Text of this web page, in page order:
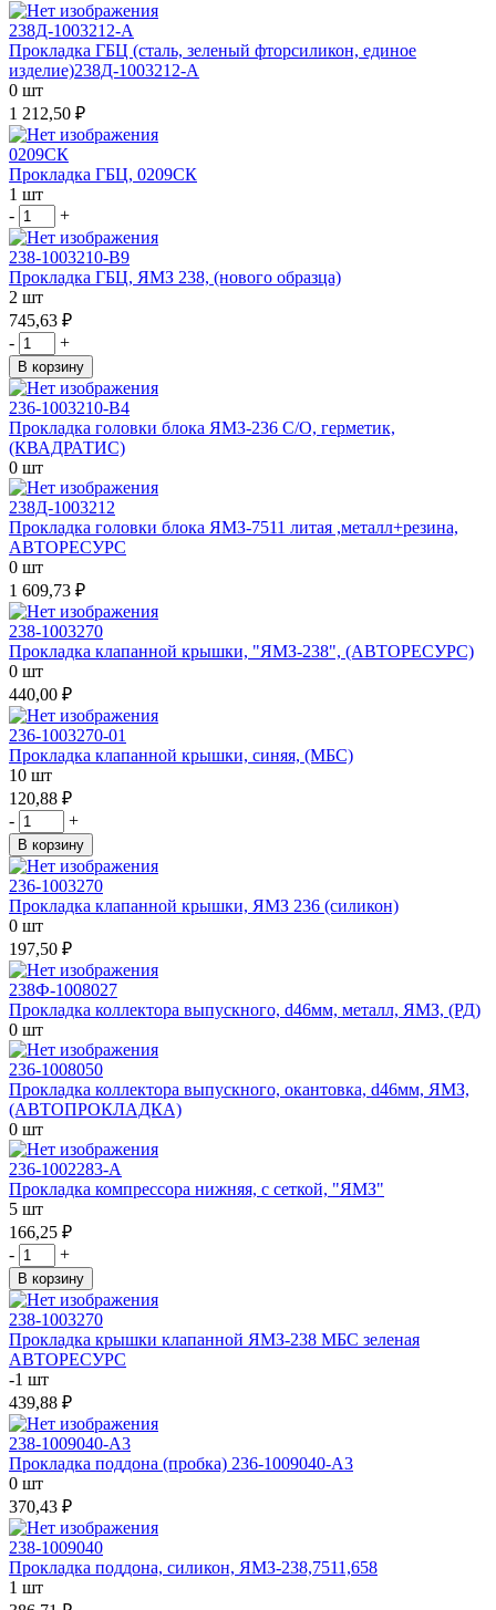
238Д-1003212-А
Прокладка ГБЦ (сталь, зеленый фторсиликон, единое
изделие)238Д-1003212-А
0 шт
1 212,50 ₽
0209СК
Прокладка ГБЦ, 0209СК
1 шт
-
+
238-1003210-В9
Прокладка ГБЦ, ЯМЗ 238, (нового образца)
2 шт
745,63 ₽
-
+
В корзину
236-1003210-В4
Прокладка головки блока ЯМЗ-236 С/О, герметик,
(КВАДРАТИС)
0 шт
238Д-1003212
Прокладка головки блока ЯМЗ-7511 литая ,металл+резина,
АВТОРЕСУРС
0 шт
1 609,73 ₽
238-1003270
Прокладка клапанной крышки, "ЯМЗ-238", (АВТОРЕСУРС)
0 шт
440,00 ₽
236-1003270-01
Прокладка клапанной крышки, синяя, (МБС)
10 шт
120,88 ₽
-
+
В корзину
236-1003270
Прокладка клапанной крышки, ЯМЗ 236 (силикон)
0 шт
197,50 ₽
238Ф-1008027
Прокладка коллектора выпускного, d46мм, металл, ЯМЗ, (РД)
0 шт
236-1008050
Прокладка коллектора выпускного, окантовка, d46мм, ЯМЗ,
(АВТОПРОКЛАДКА)
0 шт
236-1002283-А
Прокладка компрессора нижняя, с сеткой, "ЯМЗ"
5 шт
166,25 ₽
-
+
В корзину
238-1003270
Прокладка крышки клапанной ЯМЗ-238 МБС зеленая
АВТОРЕСУРС
-1 шт
439,88 ₽
238-1009040-А3
Прокладка поддона (пробка) 236-1009040-А3
0 шт
370,43 ₽
238-1009040
Прокладка поддона, силикон, ЯМЗ-238,7511,658
1 шт